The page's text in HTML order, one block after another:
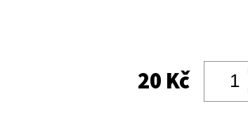
20 Kč